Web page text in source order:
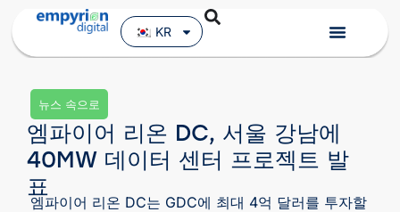
KR
뉴스 속으로
엠파이어 리온 DC, 서울 강남에
40MW 데이터 센터 프로젝트 발
표
엠파이어 리온 DC는 GDC에 최대 4억 달러를 투자할